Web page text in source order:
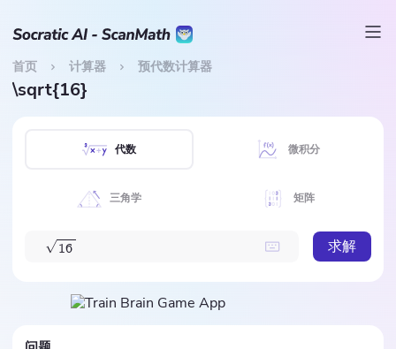
首页 计算器 预代数计算器
\sqrt{16}
代数 微积分
三角学 矩阵
√16 求解